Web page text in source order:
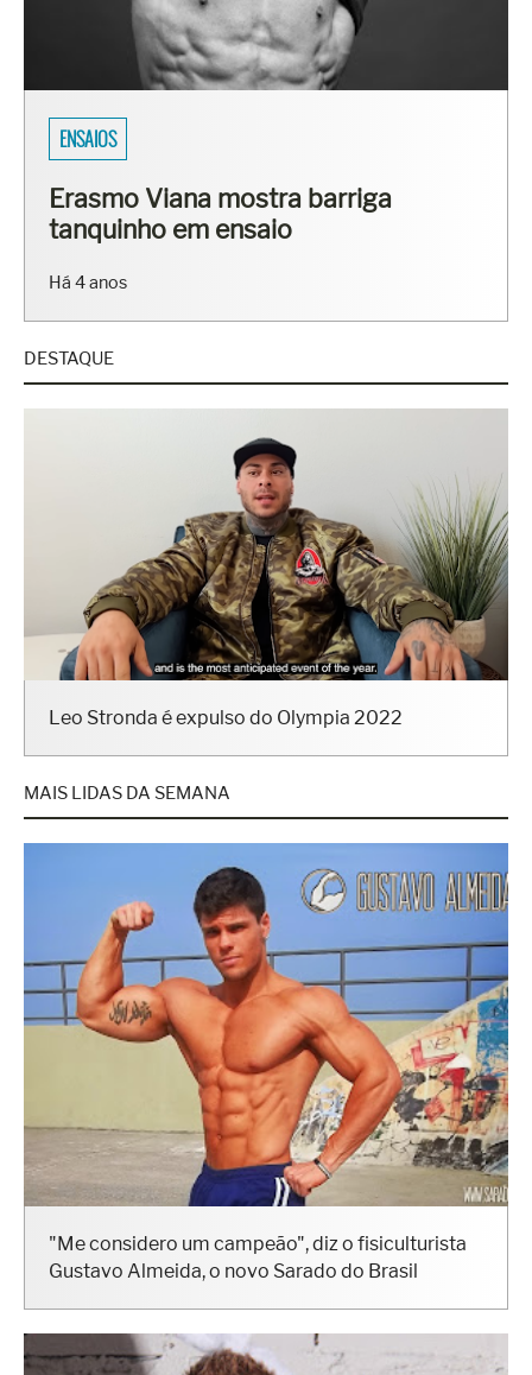
ENSAIOS
Erasmo Viana mostra barriga
tanquinho em ensaio
Há 4 anos
DESTAQUE
Leo Stronda é expulso do Olympia 2022
MAIS LIDAS DA SEMANA
"Me considero um campeão", diz o fisiculturista
Gustavo Almeida, o novo Sarado do Brasil